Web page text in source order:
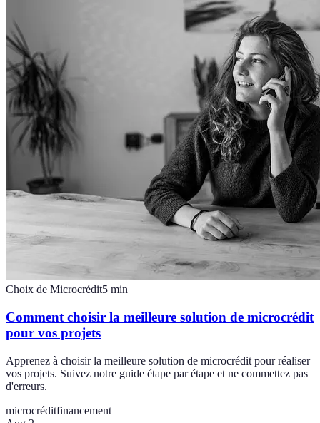
Choix de Microcrédit5 min
Comment choisir la meilleure solution de microcrédit
pour vos projets
Apprenez à choisir la meilleure solution de microcrédit pour réaliser
vos projets. Suivez notre guide étape par étape et ne commettez pas
d'erreurs.
microcréditfinancement